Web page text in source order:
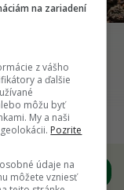
mali poznať
uhoriek
na zariadení
z vášho
a ďalšie
môžu byť
My a naši
Pozrite
údaje na
môžete vzniesť